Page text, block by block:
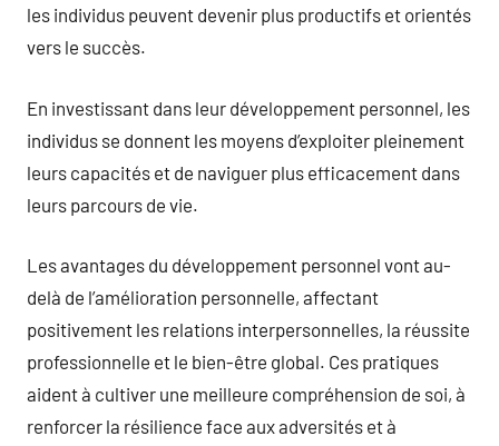
les individus peuvent devenir plus productifs et orientés
vers le succès.
En investissant dans leur développement personnel, les
individus se donnent les moyens d’exploiter pleinement
leurs capacités et de naviguer plus efficacement dans
leurs parcours de vie.
Les avantages du développement personnel vont au-
delà de l’amélioration personnelle, affectant
positivement les relations interpersonnelles, la réussite
professionnelle et le bien-être global. Ces pratiques
aident à cultiver une meilleure compréhension de soi, à
renforcer la résilience face aux adversités et à